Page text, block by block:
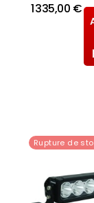
1 335,00 €
Rupture de